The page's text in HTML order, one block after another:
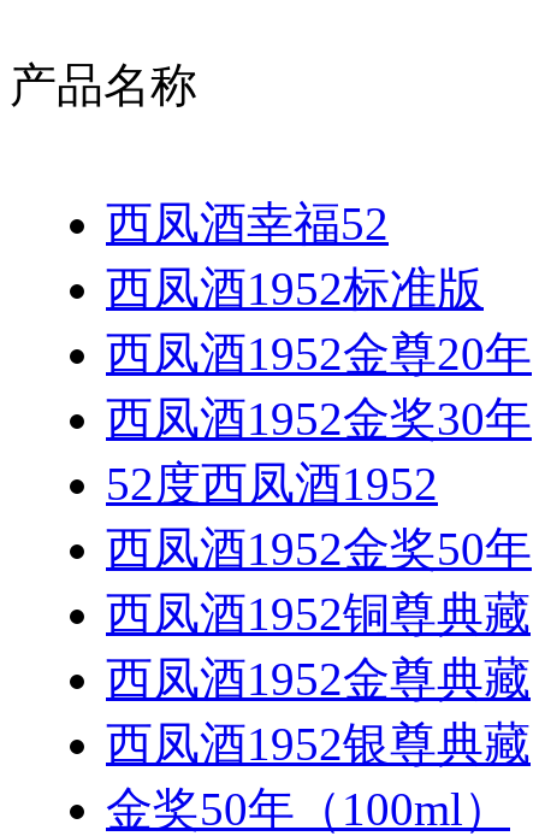
产品名称
西凤酒幸福52
西凤酒1952标准版
西凤酒1952金尊20年
西凤酒1952金奖30年
52度西凤酒1952
西凤酒1952金奖50年
西凤酒1952铜尊典藏
西凤酒1952金尊典藏
西凤酒1952银尊典藏
金奖50年（100ml）